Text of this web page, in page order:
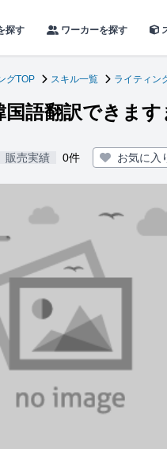
探す ワーカーを探す
グTOP スキル一覧 ライティン
国語翻訳できます
販売実績 0件 お気に入